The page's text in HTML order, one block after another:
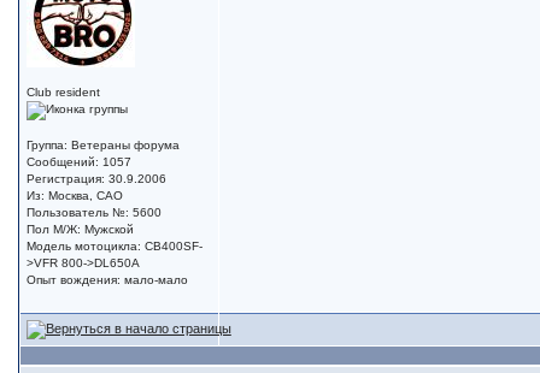
Club resident
Группа: Ветераны форума
Сообщений: 1057
Регистрация: 30.9.2006
Из: Москва, САО
Пользователь №: 5600
Пол М/Ж: Мужской
Модель мотоцикла: CB400SF-
>VFR 800->DL650A
Опыт вождения: мало-мало